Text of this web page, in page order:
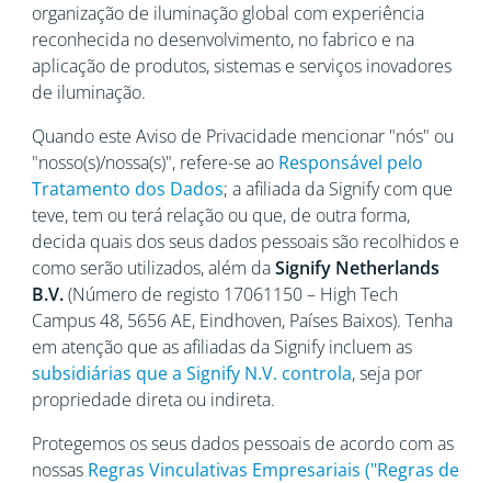
organização de iluminação global com experiência
reconhecida no desenvolvimento, no fabrico e na
aplicação de produtos, sistemas e serviços inovadores
de iluminação.
Quando este Aviso de Privacidade mencionar "nós" ou
"nosso(s)/nossa(s)", refere-se ao Responsável pelo
Tratamento dos Dados; a afiliada da Signify com que
teve, tem ou terá relação ou que, de outra forma,
decida quais dos seus dados pessoais são recolhidos e
como serão utilizados, além daSignify Netherlands
B.V.(Número de registo 17061150 – High Tech
Campus 48, 5656AE, Eindhoven, Países Baixos). Tenha
em atenção que as afiliadas da Signify incluem as
subsidiárias que a Signify N.V. controla, seja por
propriedade direta ou indireta.
Protegemos os seus dados pessoais de acordo com as
nossas Regras Vinculativas Empresariais ("Regras de